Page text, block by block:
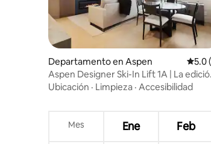
Departamento en Aspen
5.0
Aspen Designer Ski-In Lift 1A | La
Aspen
Ubicación · Limpieza · Accesibilidad
Mes Ene Feb